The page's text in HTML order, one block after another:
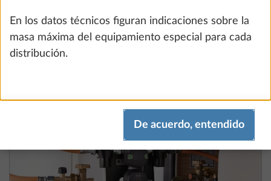
En los datos técnicos figuran indicaciones sobre la
masa máxima del equipamiento especial para cada
distribución.
De acuerdo, entendido